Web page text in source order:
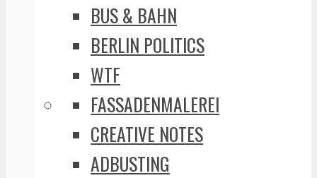
BUS & BAHN
BERLIN POLITICS
WTF
FASSADENMALEREI
CREATIVE NOTES
ADBUSTING